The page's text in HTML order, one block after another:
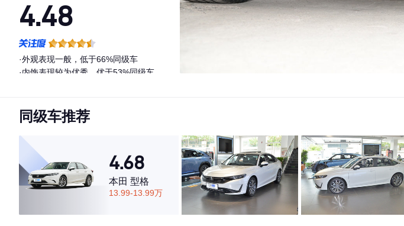
4.48
·外观表现一般，低于66%同级车
·内饰表现较为优秀，优于53%同级车
同级车推荐
4.68
本田 型格
13.99-13.99万